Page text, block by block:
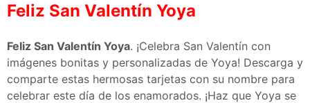
Feliz San Valentín Yoya
Feliz San Valentín Yoya. ¡Celebra San Valentín con
imágenes bonitas y personalizadas de Yoya! Descarga y
comparte estas hermosas tarjetas con su nombre para
celebrar este día de los enamorados. ¡Haz que Yoya se